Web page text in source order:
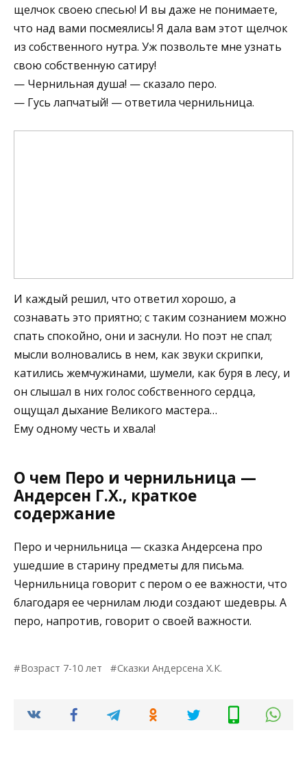
щелчок своею спесью! И вы даже не понимаете,
что над вами посмеялись! Я дала вам этот щелчок
из собственного нутра. Уж позвольте мне узнать
свою собственную сатиру!
— Чернильная душа! — сказало перо.
— Гусь лапчатый! — ответила чернильница.
И каждый решил, что ответил хорошо, а
сознавать это приятно; с таким сознанием можно
спать спокойно, они и заснули. Но поэт не спал;
мысли волновались в нем, как звуки скрипки,
катились жемчужинами, шумели, как буря в лесу, и
он слышал в них голос собственного сердца,
ощущал дыхание Великого мастера…
Ему одному честь и хвала!
О чем Перо и чернильница —
Андерсен Г.Х., краткое
содержание
Перо и чернильница — сказка Андерсена про
ушедшие в старину предметы для письма.
Чернильница говорит с пером о ее важности, что
благодаря ее чернилам люди создают шедевры. А
перо, напротив, говорит о своей важности.
Возраст 7-10 лет Сказки Андерсена Х.К.